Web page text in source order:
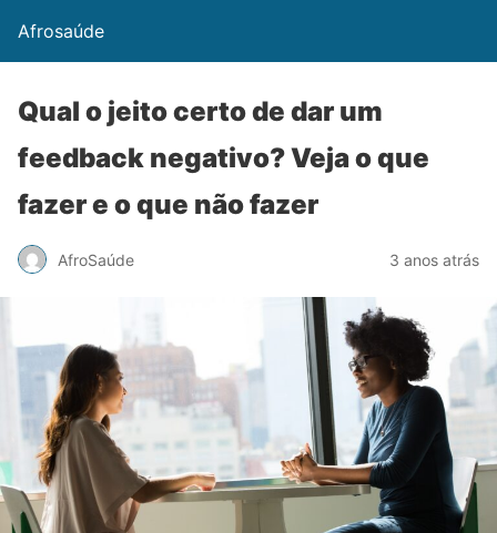
Afrosaúde
Qual o jeito certo de dar um
feedback negativo? Veja o que
fazer e o que não fazer
AfroSaúde 3 anos atrás